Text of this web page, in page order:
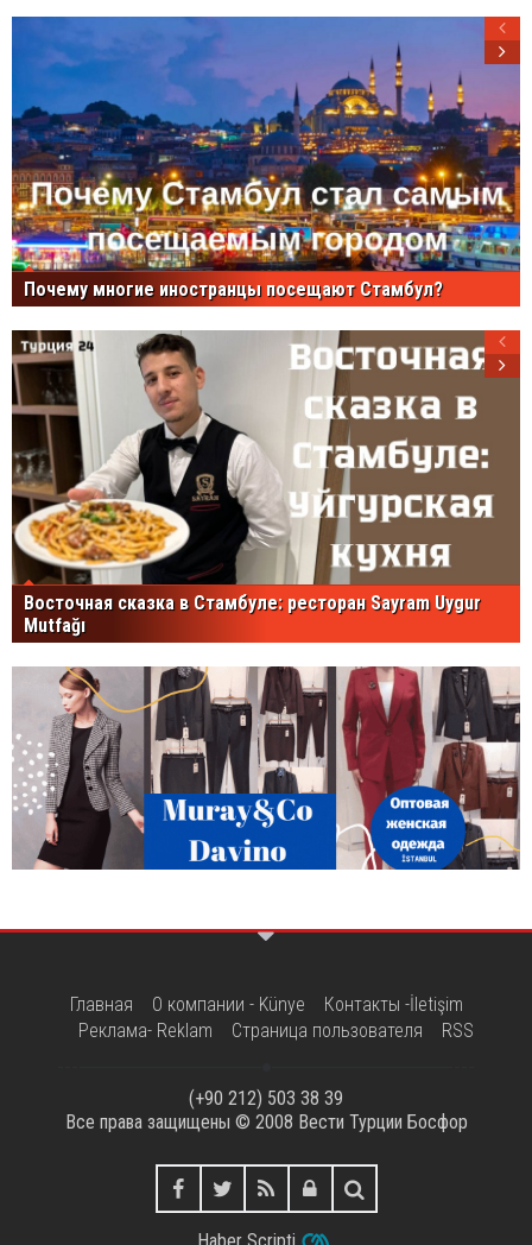
Почему многие иностранцы посещают Стамбул?
Восточная сказка в Стамбуле: ресторан Sayram Uygur
Mutfağı
Главная О компании - Künye
Контакты -İletişim
Реклама- Reklam
Страница пользователя RSS
(+90 212) 503 38 39
Все права защищены © 2008 Вести Турции Босфор
Haber Scripti